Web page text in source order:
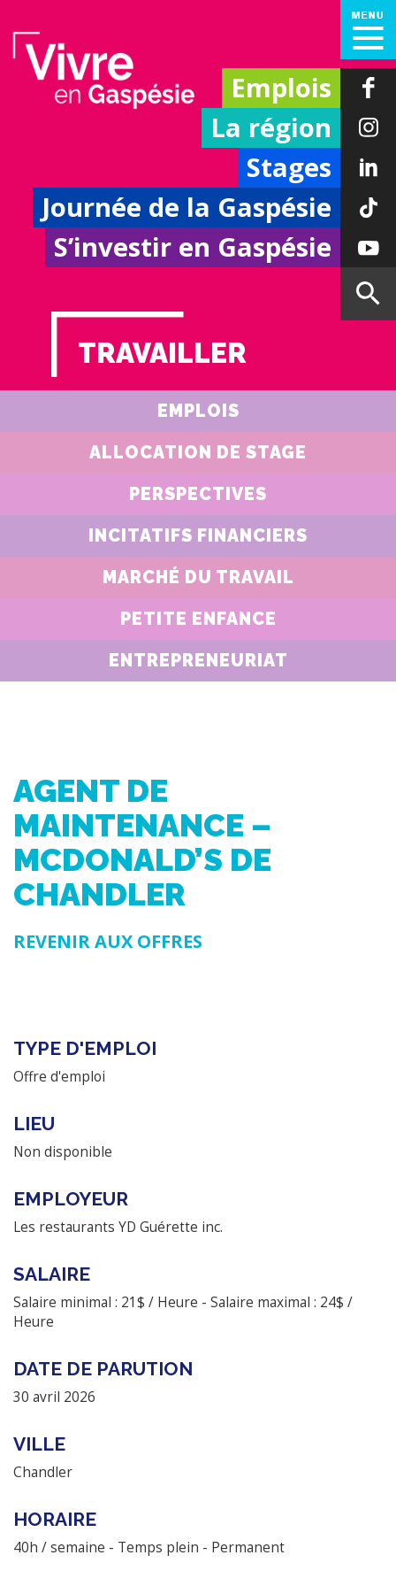
Emplois
La région
Stages
Journée de la Gaspésie
S’investir en Gaspésie
TRAVAILLER
EMPLOIS
ALLOCATION DE STAGE
PERSPECTIVES
INCITATIFS FINANCIERS
MARCHÉ DU TRAVAIL
PETITE ENFANCE
ENTREPRENEURIAT
AGENT DE
MAINTENANCE –
MCDONALD’S DE
CHANDLER
REVENIR AUX OFFRES
TYPE D'EMPLOI
Offre d'emploi
LIEU
Non disponible
EMPLOYEUR
Les restaurants YD Guérette inc.
SALAIRE
Salaire minimal : 21$ / Heure - Salaire maximal : 24$ /
Heure
DATE DE PARUTION
30 avril 2026
VILLE
Chandler
HORAIRE
40h / semaine - Temps plein - Permanent